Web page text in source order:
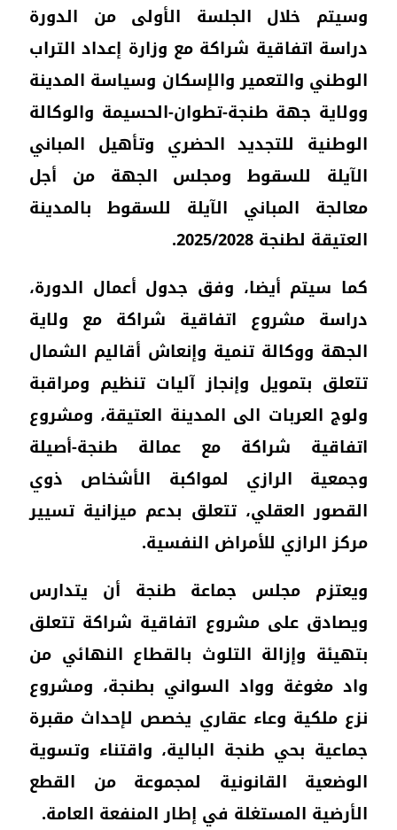
وسيتم خلال الجلسة الأولى من الدورة
دراسة اتفاقية شراكة مع وزارة إعداد التراب
الوطني والتعمير والإسكان وسياسة المدينة
وولاية جهة طنجة-تطوان-الحسيمة والوكالة
الوطنية للتجديد الحضري وتأهيل المباني
الآيلة للسقوط ومجلس الجهة من أجل
معالجة المباني الآيلة للسقوط بالمدينة
العتيقة لطنجة 2025/2028.
كما سيتم أيضا، وفق جدول أعمال الدورة،
دراسة مشروع اتفاقية شراكة مع ولاية
الجهة ووكالة تنمية وإنعاش أقاليم الشمال
تتعلق بتمويل وإنجاز آليات تنظيم ومراقبة
ولوج العربات الى المدينة العتيقة، ومشروع
اتفاقية شراكة مع عمالة طنجة-أصيلة
وجمعية الرازي لمواكبة الأشخاص ذوي
القصور العقلي، تتعلق بدعم ميزانية تسيير
مركز الرازي للأمراض النفسية.
ويعتزم مجلس جماعة طنجة أن يتدارس
ويصادق على مشروع اتفاقية شراكة تتعلق
بتهيئة وإزالة التلوث بالقطاع النهائي من
واد مغوغة وواد السواني بطنجة، ومشروع
نزع ملكية وعاء عقاري يخصص لإحداث مقبرة
جماعية بحي طنجة البالية، واقتناء وتسوية
الوضعية القانونية لمجموعة من القطع
الأرضية المستغلة في إطار المنفعة العامة.